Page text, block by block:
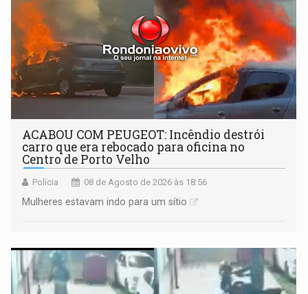
ACABOU COM PEUGEOT: Incêndio destrói
carro que era rebocado para oficina no
Centro de Porto Velho
Polícia 08 de Agosto de 2026 às 18:56
Mulheres estavam indo para um sítio